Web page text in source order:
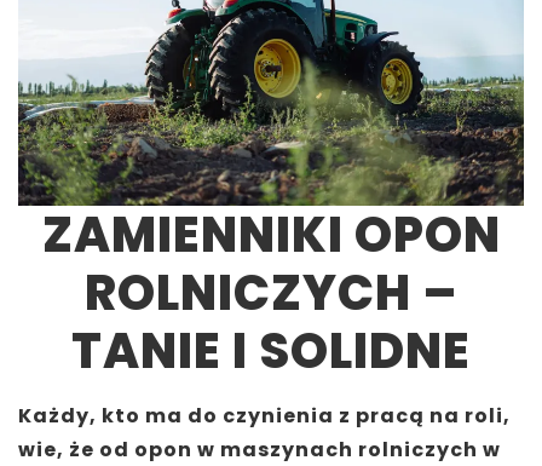
ZAMIENNIKI OPON
ROLNICZYCH –
TANIE I SOLIDNE
Każdy, kto ma do czynienia z pracą na roli,
wie, że od opon w maszynach rolniczych w